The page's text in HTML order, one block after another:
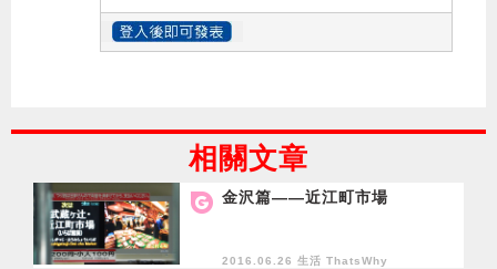
相關文章
金沢篇——近江町市場
2016.06.26 生活 ThatsWhy